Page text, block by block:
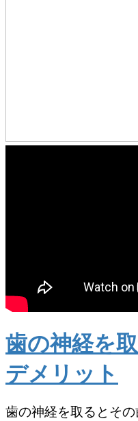
歯の神経を
デメリット
歯の神経を取るとその